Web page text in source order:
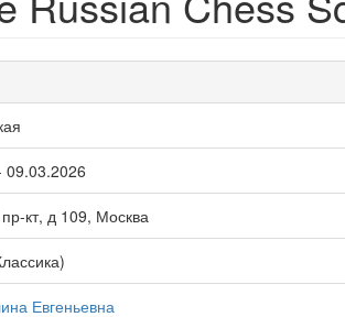
09.03.2026
кт, д 109, Москва
Евгеньевна